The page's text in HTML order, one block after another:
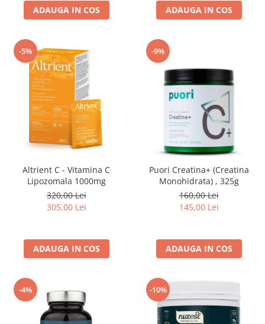
ADAUGA IN COS ADAUGA IN COS
-5%
Altrient C - Vitamina C
Lipozomala 1000mg
320,00 Lei
305,00 Lei
ADAUGA IN COS
-9%
Puori Creatina+ (Creatina
Monohidrata) , 325g
160,00 Lei
145,00 Lei
ADAUGA IN COS
-4% -10%